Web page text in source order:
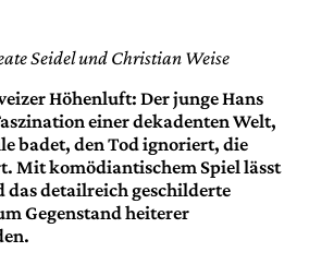
Seidel und Christian Weise
Höhenluft: Der junge Hans
einer dekadenten Welt,
badet, den Tod ignoriert, die
Mit komödiantischem Spiel lässt
das detailreich geschilderte
Gegenstand heiterer